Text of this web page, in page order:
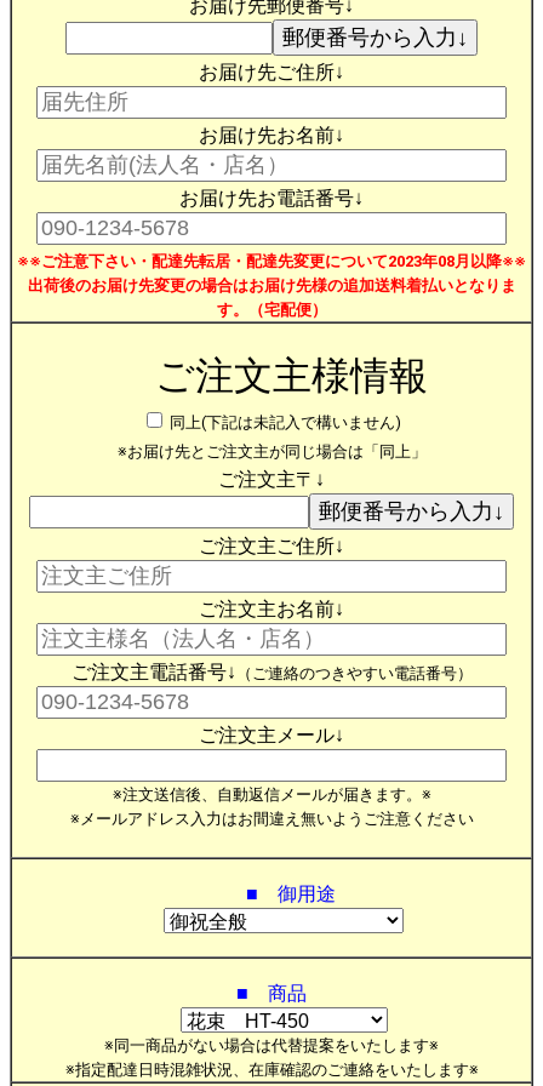
お届け先郵便番号↓
お届け先ご住所↓
お届け先お名前↓
お届け先お電話番号↓
※※ご注意下さい・配達先転居・配達先変更について2023年08月以降※※
出荷後のお届け先変更の場合はお届け先様の追加送料着払いとなりま
す。（宅配便）
ご注文主様情報
同上(下記は未記入で構いません)
※お届け先とご注文主が同じ場合は「同上」
ご注文主〒↓
ご注文主ご住所↓
ご注文主お名前↓
ご注文主電話番号↓ （ご連絡のつきやすい電話番号）
ご注文主メール↓
※注文送信後、自動返信メールが届きます。※
※メールアドレス入力はお間違え無いようご注意ください
■ 御用途
■ 商品
※同一商品がない場合は代替提案をいたします※
※指定配達日時混雑状況、在庫確認のご連絡をいたします※